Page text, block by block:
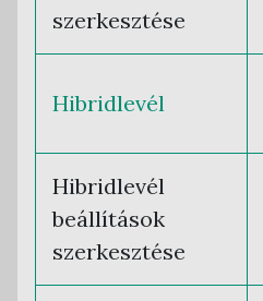
szerkesztése
Hibridlevél
Hibridlevél
beállítások
szerkesztése